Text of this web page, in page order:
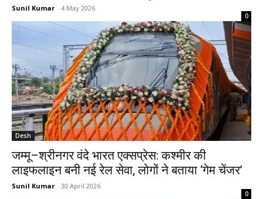
Sunil Kumar - 4 May 2026
0
Desh
जम्मू–श्रीनगर वंदे भारत एक्सप्रेस: कश्मीर की
लाइफलाइन बनी नई रेल सेवा, लोगों ने बताया ‘गेम चेंजर’
Sunil Kumar - 30 April 2026
0